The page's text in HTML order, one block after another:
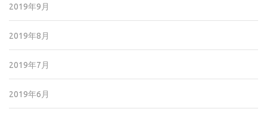
2019年9月
2019年8月
2019年7月
2019年6月